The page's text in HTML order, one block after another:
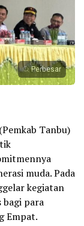
Perbesar
Tanbu)
muda. Pada
kegiatan
para
Empat.